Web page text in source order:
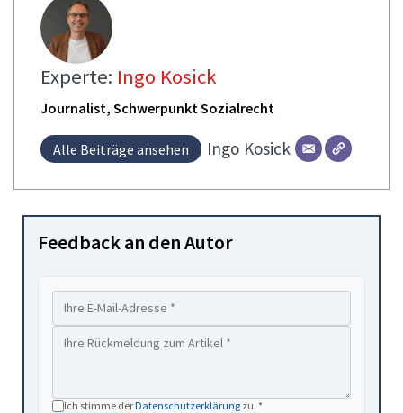
Experte: Ingo Kosick
Journalist, Schwerpunkt Sozialrecht
Alle Beiträge ansehen Ingo Kosick
Feedback an den Autor
Ich stimme derDatenschutzerklärung zu. *